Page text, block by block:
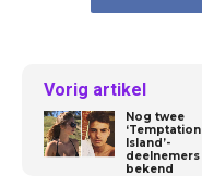
Vorig artikel
Nog twee
‘Temptation
Island’-
deelnemers
bekend